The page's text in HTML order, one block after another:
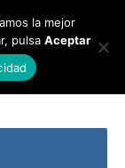
la mejor
pulsa Aceptar